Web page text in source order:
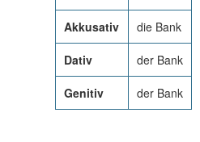
Akkusativ die Bank
Dativ der Bank
Genitiv der Bank